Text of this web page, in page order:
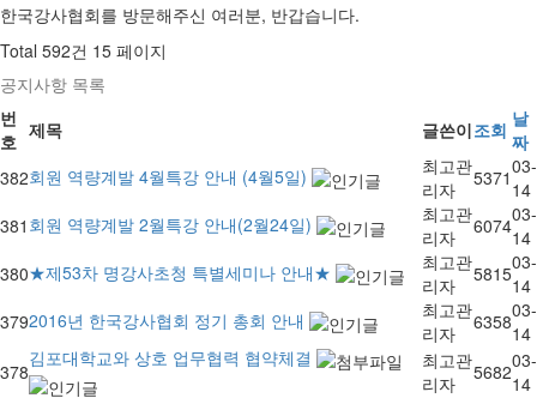
한국강사협회를 방문해주신 여러분, 반갑습니다.
Total 592건 15 페이지
공지사항 목록
번
호 제목 글쓴이조회 날
짜
382회원 역량계발 4월특강 안내 (4월5일)
최고관
리자
537103-
14
381 회원 역량계발 2월특강 안내(2월24일)
최고관
리자
607403-
14
380★제53차 명강사초청 특별세미나 안내★
최고관
리자
581503-
14
3792016년 한국강사협회 정기 총회 안내
최고관
리자
635803-
14
378
김포대학교와 상호 업무협력 협약체결
최고관
리자
568203-
14